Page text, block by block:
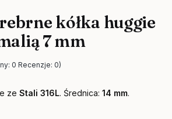
kółka huggie
7 mm
0 Recenzje: 0)
ze Stali 316L. Średnica: 14 mm.